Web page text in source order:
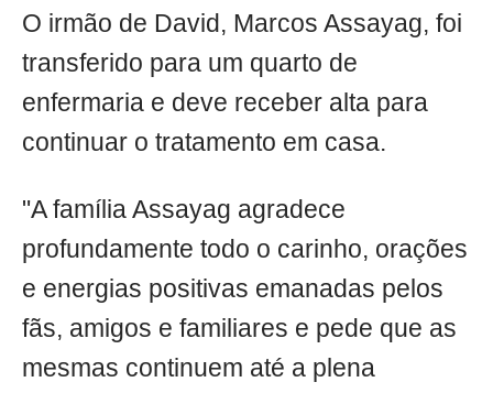
O irmão de David, Marcos Assayag, foi
transferido para um quarto de
enfermaria e deve receber alta para
continuar o tratamento em casa.
"A família Assayag agradece
profundamente todo o carinho, orações
e energias positivas emanadas pelos
fãs, amigos e familiares e pede que as
mesmas continuem até a plena